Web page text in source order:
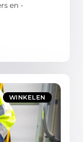
en -
WINKELEN